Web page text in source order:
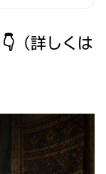
👇（詳しくは